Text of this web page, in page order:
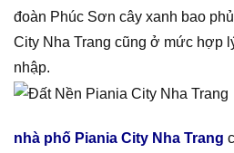
đoàn Phúc Sơn cây xanh bao
City Nha Trang cũng ở mức hợp
nhập.
nhà phố Piania City Nha Trang